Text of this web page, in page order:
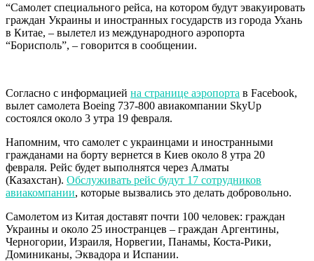
“Самолет специального рейса, на котором будут эвакуировать
граждан Украины и иностранных государств из города Ухань
в Китае, – вылетел из международного аэропорта
“Борисполь”, – говорится в сообщении.
Согласно с информацией на странице аэропорта в Facebook,
вылет самолета Boeing 737-800 авиакомпании SkyUp
состоялся около 3 утра 19 февраля.
Напомним, что самолет с украинцами и иностранными
гражданами на борту вернется в Киев около 8 утра 20
февраля. Рейс будет выполнятся через Алматы
(Казахстан). Обслуживать рейс будут 17 сотрудников
авиакомпании, которые вызвались это делать добровольно.
Самолетом из Китая доставят почти 100 человек: граждан
Украины и около 25 иностранцев – граждан Аргентины,
Черногории, Израиля, Норвегии, Панамы, Коста-Рики,
Доминиканы, Эквадора и Испании.